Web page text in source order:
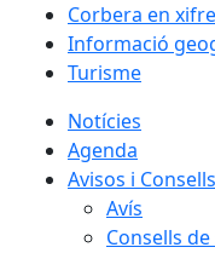
Corbera en
Informació
Turisme
Notícies
Agenda
Avisos i Consells
Avís
Consells